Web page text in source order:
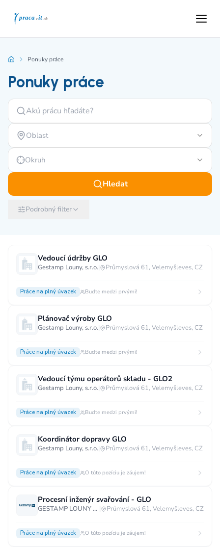
Ponuky práce
Ponuky práce
Oblast
Okruh
Hledat
Podrobný filter
Vedoucí údržby GLO
Gestamp Louny, s.r.o.| Průmyslová 61, Velemyšleves, CZ
Práce na plný úvazek Buďte medzi prvými!
Plánovač výroby GLO
Gestamp Louny, s.r.o.| Průmyslová 61, Velemyšleves, CZ
Práce na plný úvazek Buďte medzi prvými!
Vedoucí týmu operátorů skladu - GLO2
Gestamp Louny, s.r.o.| Průmyslová 61, Velemyšleves, CZ
Práce na plný úvazek Buďte medzi prvými!
Koordinátor dopravy GLO
Gestamp Louny, s.r.o.| Průmyslová 61, Velemyšleves, CZ
Práce na plný úvazek O túto pozíciu je záujem!
Procesní inženýr svařování - GLO
GESTAMP LOUNY s.r.o. | Průmyslová 61, Velemyšleves, CZ
Práce na plný úvazek O túto pozíciu je záujem!
Měsíční plat
40 000 CZK a více
60 000 CZK a více
Ostatní mzdy
za hodinu za manday za rok
Typ úvazku
Práce na plný úvazek
Práce na zkrácený úvazek
Práce na živnost
Práce přes internet
Vzdělání
Vzdělání není podstatné
Základní
Středoškolské nebo odborné vyučení s maturitou
Vysokoškolské / universitní